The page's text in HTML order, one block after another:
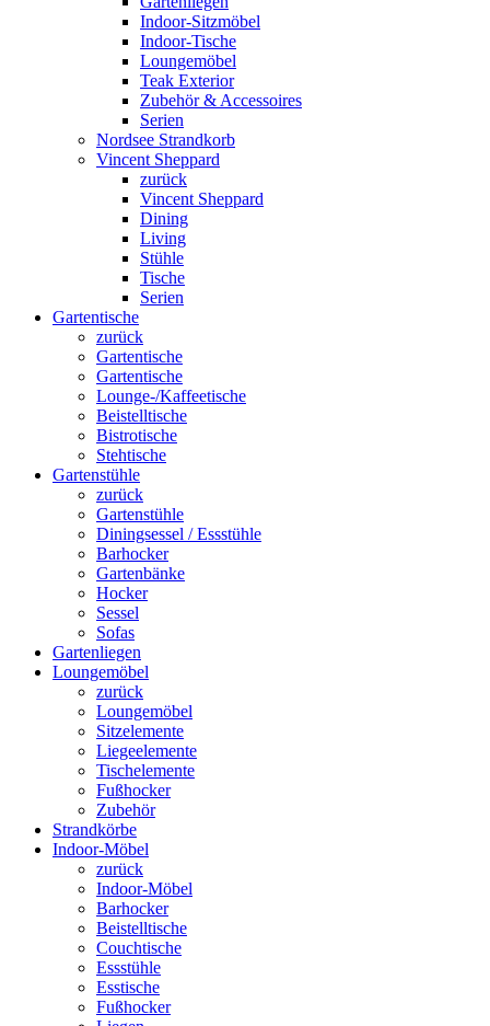
Indoor-Sitzmöbel
Indoor-Tische
Loungemöbel
Teak Exterior
Zubehör & Accessoires
Serien
Nordsee Strandkorb
Vincent Sheppard
zurück
Vincent Sheppard
Dining
Living
Stühle
Tische
Serien
Gartentische
zurück
Gartentische
Gartentische
Lounge-/Kaffeetische
Beistelltische
Bistrotische
Stehtische
Gartenstühle
zurück
Gartenstühle
Diningsessel / Essstühle
Barhocker
Gartenbänke
Hocker
Sessel
Sofas
Gartenliegen
Loungemöbel
zurück
Loungemöbel
Sitzelemente
Liegeelemente
Tischelemente
Fußhocker
Zubehör
Strandkörbe
Indoor-Möbel
zurück
Indoor-Möbel
Barhocker
Beistelltische
Couchtische
Essstühle
Esstische
Fußhocker